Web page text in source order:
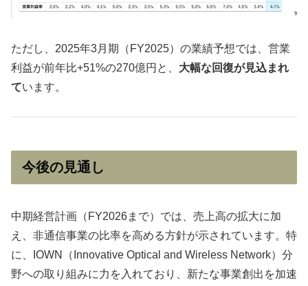
ただし、2025年3月期（FY2025）の業績予想では、営業
利益が前年比+51%の270億円と、 大幅な回復が見込まれ
ています。
今後の見通し
中期経営計画（FY2026まで）では、売上高の拡大に加
え、非通信事業の比率を高める方針が示されています。特
に、IOWN（Innovative Optical and Wireless Network）分
野への取り組みに力を入れており、新たな事業創出を加速